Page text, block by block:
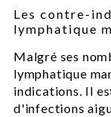
Les contre-
lymphatique
Malgré ses
lymphatique
indications. Il
d'infections